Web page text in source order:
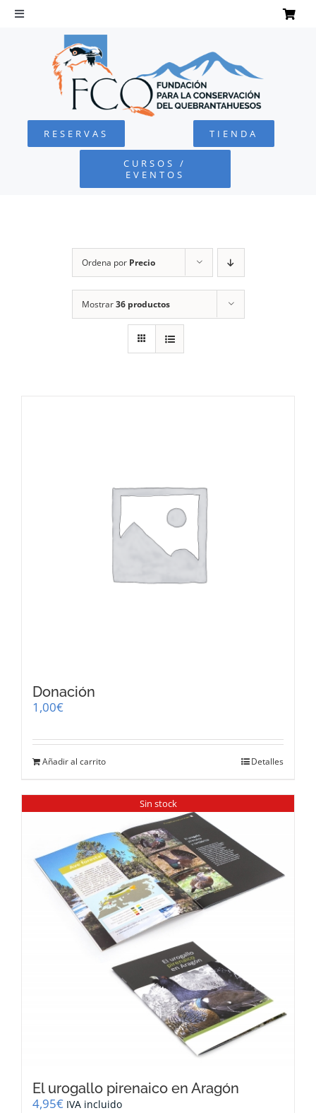
Saltar
Toggle
Navigation
QUEBRANTAHUESOS
FUNDACIÓN
RESERVAS TIENDA
CURSOS /
EVENTOS
Ordena por Precio
Mostrar36 productos
Donación
1,00€
Añadir al carrito Detalles
Sin stock
El urogallo pirenaico en Aragón
4,95€ IVA incluido